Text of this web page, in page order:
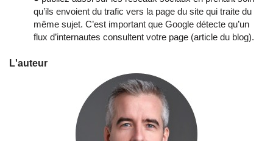
qu’ils envoient du trafic vers la page du site qui traite du
même sujet. C’est important que Google détecte qu’un
flux d’internautes consultent votre page (article du blog).
L'auteur